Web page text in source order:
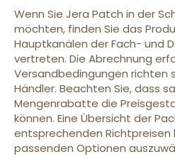
Wenn Sie Jera Patch in der
möchten, finden Sie das
Hauptkanälen der Fach- und
vertreten. Die Abrechnung
Versandbedingungen richten
Händler. Beachten Sie, dass
Mengenrabatte die
können. Eine Übersicht der
entsprechenden Richtpreisen
passenden Optionen